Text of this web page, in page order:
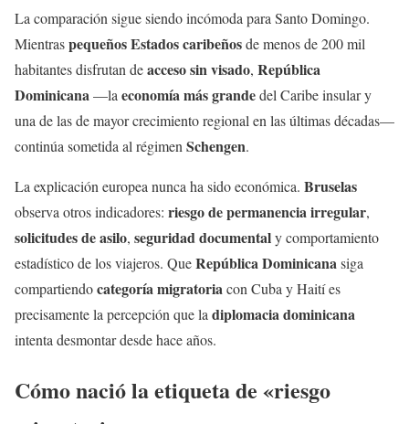
La comparación sigue siendo incómoda para Santo Domingo.
Mientraspequeños Estados caribeñosde menos de 200 mil
habitantes disfrutan deacceso sin visado, República
Dominicana—la economía más grandedel Caribe insular y
una de las de mayor crecimiento regional en las últimas décadas—
continúa sometida al régimen Schengen.
La explicación europea nunca ha sido económica. Bruselas
observa otros indicadores: riesgo de permanencia irregular,
solicitudes de asilo, seguridad documentaly comportamiento
estadístico de los viajeros. QueRepública Dominicanasiga
compartiendocategoría migratoriacon Cuba y Haití es
precisamente la percepción que la diplomacia dominicana
intenta desmontar desde hace años.
Cómo nació laetiquetade «riesgo